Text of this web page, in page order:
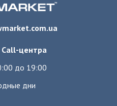
центра
до 19:00
дни